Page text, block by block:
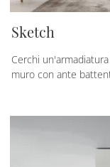
Sketch
Cerchi
muro con ante